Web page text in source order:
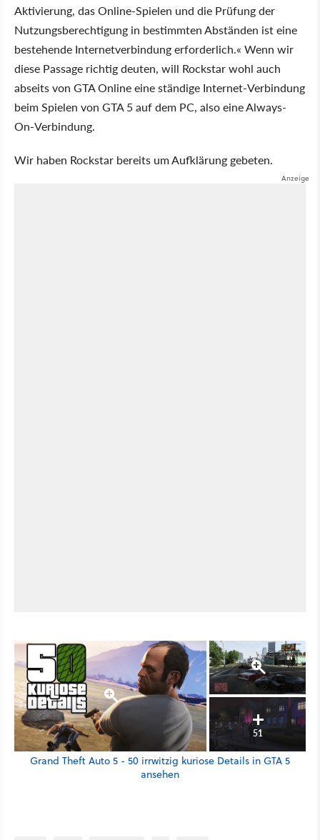
Aktivierung, das Online-Spielen und die Prüfung der
Nutzungsberechtigung in bestimmten Abständen ist eine
bestehende Internetverbindung erforderlich.« Wenn wir
diese Passage richtig deuten, will Rockstar wohl auch
abseits von GTA Online eine ständige Internet-Verbindung
beim Spielen von GTA 5 auf dem PC, also eine Always-
On-Verbindung.
Wir haben Rockstar bereits um Aufklärung gebeten.
51
Grand Theft Auto 5 - 50 irrwitzig kuriose Details in GTA 5
ansehen